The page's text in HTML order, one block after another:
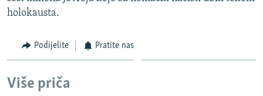
POST SCRIPTUM
TRI DECENIJE OD RATA U BIH
NASTANAK I RASPAD JUGOSLAVIJE
holokausta.
Podijelite Pratite nas
Više priča